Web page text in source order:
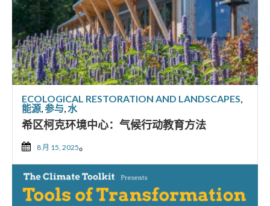
ECOLOGICAL RESTORATION AND LANDSCAPES,
能源,参与,水
希区柯克环境中心：气候行动教育方法
8 月 15, 2025。